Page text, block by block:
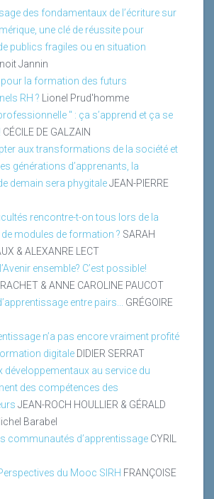
des fondamentaux de l’écriture sur
une clé de réussite pour
publics fragiles ou en situation
Jannin
pour la formation des futurs
RH ?
Lionel Prud'homme
" : ça s’apprend et ça se
CÉCILE DE GALZAIN
aux transformations de la société et
générations d’apprenants, la
demain sera phygitaleJEAN-PIERRE
rencontre-t-on tous lors de la
modules de formation ? SARAH
& ALEXANRE LECT
ensemble? C’est possible!
& ANNE CAROLINE PAUCOT
entre pairs...
GRÉGOIRE
n’a pas encore vraiment profité
digitale DIDIER SERRAT
développementaux au service du
des compétences des
JEAN-ROCH HOULLIER & GÉRALD
Barabel
communautés d’apprentissage CYRIL
du Mooc SIRH FRANÇOISE